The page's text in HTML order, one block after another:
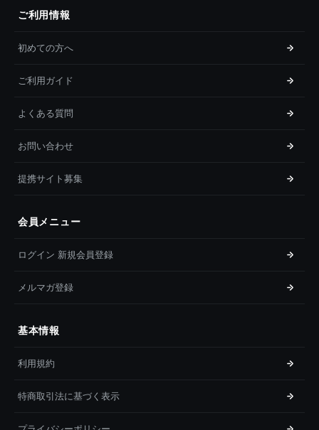
ご利用情報
初めての方へ
ご利用ガイド
よくある質問
お問い合わせ
提携サイト募集
会員メニュー
ログイン 新規会員登録
メルマガ登録
基本情報
利用規約
特商取引法に基づく表示